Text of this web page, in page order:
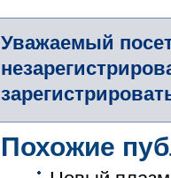
Уважаемый
Похожие